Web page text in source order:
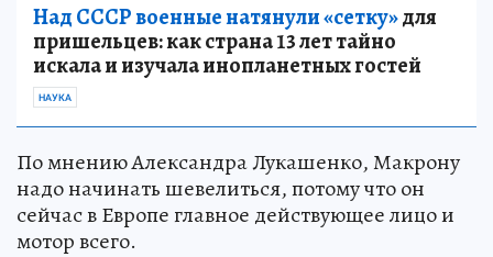
Над СССР военные натянули «сетку»для
пришельцев: как страна 13 лет тайно
искала и изучала инопланетных гостей
НАУКА
По мнению Александра Лукашенко, Макрону
надо начинать шевелиться, потому что он
сейчас в Европе главное действующее лицо и
мотор всего.